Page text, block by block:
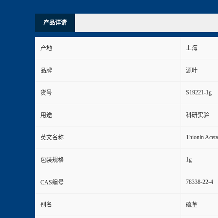
产品详请
产地 上海
品牌 源叶
货号 S19221-1g
用途 科研实验
英文名称 Thionin
包装规格 1g
CAS编号 78338-22-4
别名 硫堇